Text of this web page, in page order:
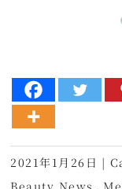
2021年1月26日 |
Beauty News ,